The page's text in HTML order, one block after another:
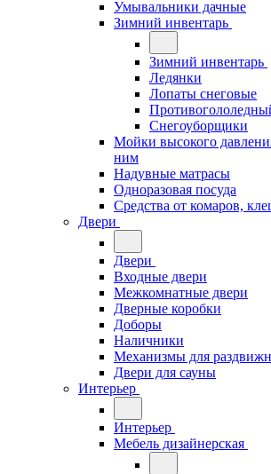
Умывальники дачные
Зимний инвентарь
Зимний инвентарь
Ледянки
Лопаты снеговые
Снегоуборщики
Мойки высокого
ним
Надувные матрасы
Одноразовая посуда
Средства от комаров,
Двери
Двери
Входные двери
Межкомнатные двери
Дверные коробки
Доборы
Наличники
Механизмы для
Двери для сауны
Интерьер
Интерьер
Мебель дизайнерская